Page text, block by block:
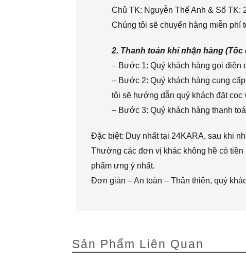
Chủ TK: Nguyễn Thế Anh & Số TK:
Chúng tôi sẽ chuyển hàng miễn phí
2. Thanh toán khi nhận hàng
– Bước 1: Quý khách hàng gọi điện
– Bước 2: Quý khách hàng cung
tôi sẽ hướng dẫn quý khách đặt
– Bước 3: Quý khách hàng thanh
Đặc biệt: Duy nhất tại 24KARA, sau khi
Thường các đơn vị khác không hề có
phẩm ưng ý nhất.
Đơn giản – An toàn – Thân thiện, quý
Sản Phẩm Liên Quan